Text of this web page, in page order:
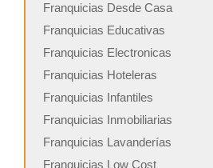
Franquicias Desde Casa
Franquicias Educativas
Franquicias Electronicas
Franquicias Hoteleras
Franquicias Infantiles
Franquicias Inmobiliarias
Franquicias Lavanderías
Franquicias Low Cost